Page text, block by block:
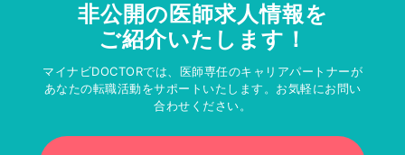
非公開の医師求人情報を
ご紹介いたします！
マイナビDOCTORでは、医師専任のキャリアパートナーが
あなたの転職活動をサポートいたします。お気軽にお問い
合わせください。